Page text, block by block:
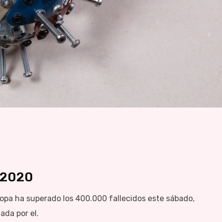
ha superado los 400.000 fallecidos este sábado,
por el.